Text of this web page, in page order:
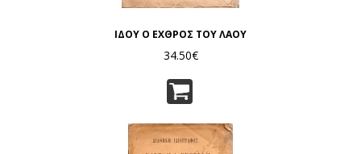
ΙΔΟΥ Ο ΕΧΘΡΟΣ ΤΟΥ ΛΑΟΥ
34.50€